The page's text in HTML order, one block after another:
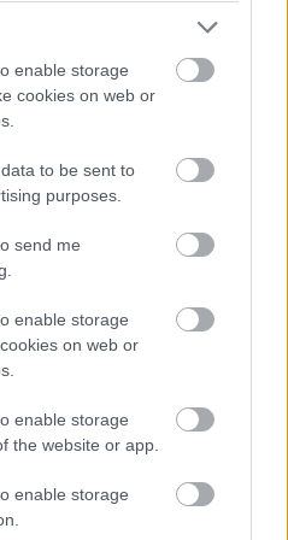
enable storage
cookies on web or
to be sent to
purposes.
send me
enable storage
on web or
enable storage
the website or app.
enable storage
istentelen démonok
megjelent Az ördögűzőjére,
testesíti meg mai napig a
Érdekes módon
alakultak ki trendek, hiszen
vált igazán trendivé a
valósult meg.
értek az 1973-as eredetinek,
viseltetünk az idén